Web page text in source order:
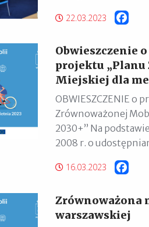
22.03.2023
Obwieszczenie
projektu
Miejskiej dla
OBWIESZCZENIE o
Zrównoważonej
2030+” Na
2008 r. o
16.03.2023
Zrównoważona
warszawskiej